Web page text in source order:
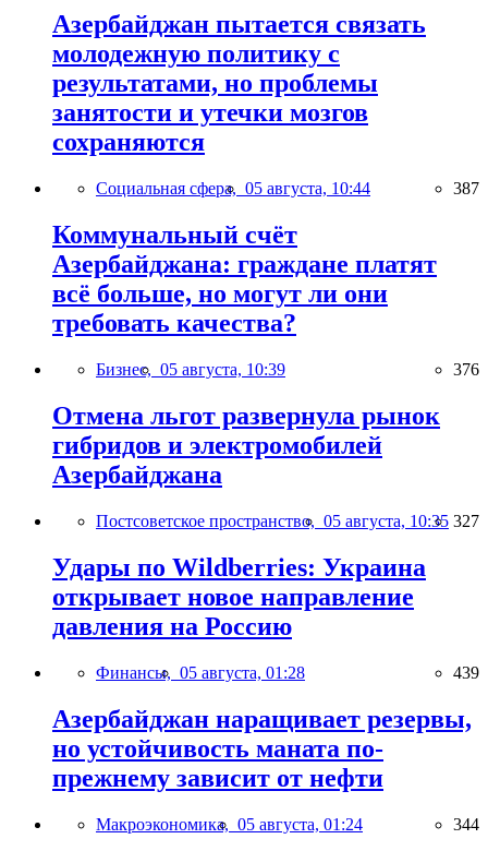
Азербайджан пытается связать
молодежную политику с
результатами, но проблемы
занятости и утечки мозгов
сохраняются
Социальная сфера, 05 августа, 10:44 387
Коммунальный счёт
Азербайджана: граждане платят
всё больше, но могут ли они
требовать качества?
Бизнес, 05 августа, 10:39 376
Отмена льгот развернула рынок
гибридов и электромобилей
Азербайджана
Постсоветское пространство, 05 августа, 10:35 327
Удары по Wildberries: Украина
открывает новое направление
давления на Россию
Финансы, 05 августа, 01:28 439
Азербайджан наращивает резервы,
но устойчивость маната по-
прежнему зависит от нефти
Макроэкономика, 05 августа, 01:24 344